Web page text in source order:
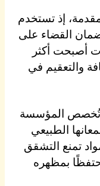
إذ تستخدم
القضاء على
أصبحت أكثر
والتعقيم في
تُخصص المؤسسة
الطبيعي
تمنع التشقق
بمظهره